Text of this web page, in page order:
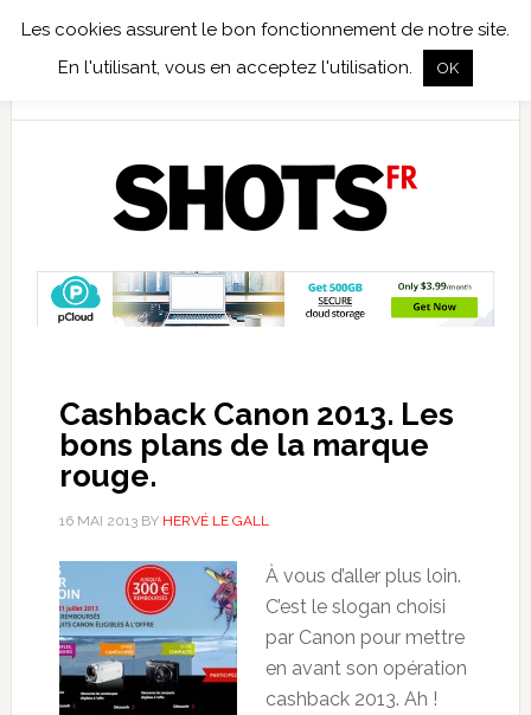
Cashback Canon 2013. Les
bons plans de la marque
rouge.
16 MAI 2013BY HERVÉ LE GALL
À vous d’aller plus loin.
C’est le slogan choisi
par Canon pour mettre
en avant son opération
cashback 2013. Ah !
Les cookies assurent le bon fonctionnement de notre site.
En l'utilisant, vous en acceptez l'utilisation.
OK